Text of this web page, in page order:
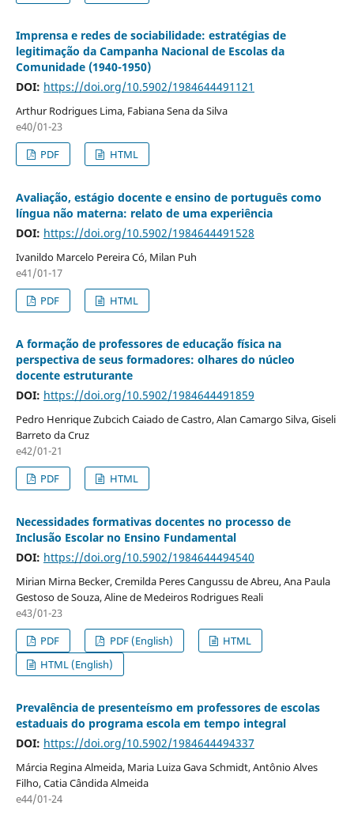
Imprensa e redes de sociabilidade: estratégias de
legitimação da Campanha Nacional de Escolas da
Comunidade (1940-1950)
DOI: https://doi.org/10.5902/1984644491121
Arthur Rodrigues Lima, Fabiana Sena da Silva
e40/01-23
PDF
HTML
Avaliação, estágio docente e ensino de português como
língua não materna: relato de uma experiência
DOI: https://doi.org/10.5902/1984644491528
Ivanildo Marcelo Pereira Có, Milan Puh
e41/01-17
PDF
HTML
A formação de professores de educação física na
perspectiva de seus formadores: olhares do núcleo
docente estruturante
DOI: https://doi.org/10.5902/1984644491859
Pedro Henrique Zubcich Caiado de Castro, Alan Camargo Silva, Giseli
Barreto da Cruz
e42/01-21
PDF
HTML
Necessidades formativas docentes no processo de
Inclusão Escolar no Ensino Fundamental
DOI: https://doi.org/10.5902/1984644494540
Mirian Mirna Becker, Cremilda Peres Cangussu de Abreu, Ana Paula
Gestoso de Souza, Aline de Medeiros Rodrigues Reali
e43/01-23
PDF
PDF (English)
HTML
HTML (English)
Prevalência de presenteísmo em professores de escolas
estaduais do programa escola em tempo integral
DOI: https://doi.org/10.5902/1984644494337
Márcia Regina Almeida, Maria Luiza Gava Schmidt, Antônio Alves
Filho, Catia Cândida Almeida
e44/01-24